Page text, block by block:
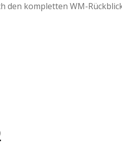
den kompletten WM-